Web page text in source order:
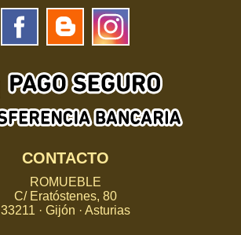
CONTACTO
ROMUEBLE
C/ Eratóstenes, 80
33211 · Gijón · Asturias